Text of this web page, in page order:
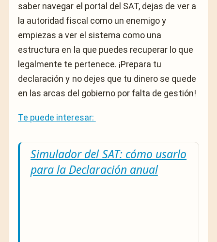
saber navegar el portal del SAT, dejas de ver a
la autoridad fiscal como un enemigo y
empiezas a ver el sistema como una
estructura en la que puedes recuperar lo que
legalmente te pertenece. ¡Prepara tu
declaración y no dejes que tu dinero se quede
en las arcas del gobierno por falta de gestión!
Te puede interesar:
Simulador del SAT: cómo usarlo
para la Declaración anual